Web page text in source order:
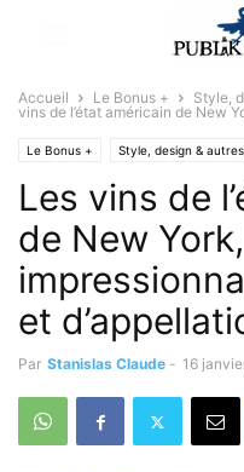
Accueil Le Bonus + Style,
vins de l’état américain de New
Le Bonus + Style, design &
Les vins de
de New
et
Par Stanislas Claude - 16